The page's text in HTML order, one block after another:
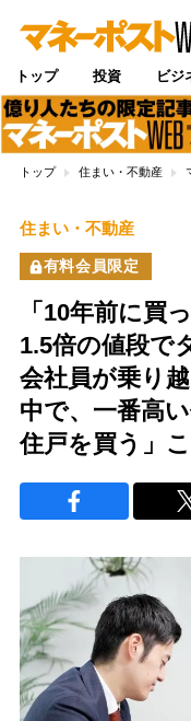
トップ 投資 ビジ
トップ 住まい・不動産
住まい・不動産
有料会員限定
「10年前に買
1.5倍の値段で
会社員が乗り
中で、一番高
住戸を買う」